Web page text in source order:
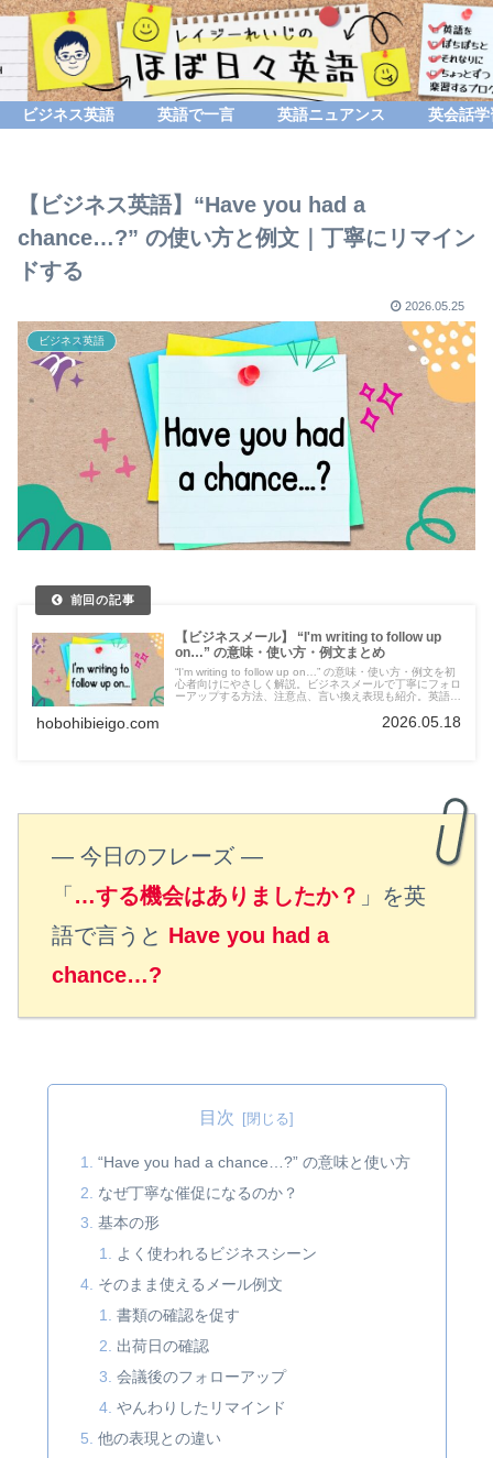
ビジネス英語 英語で一言 英語ニュアンス 英会話学
【ビジネス英語】“Have you had a
chance…?” の使い方と例文｜丁寧にリマイン
ドする
2026.05.25
ビジネス英語
【ビジネスメール】 “I'm writing to follow up
on…” の意味・使い方・例文まとめ
“I'm writing to follow up on…” の意味・使い方・例文を初
心者向けにやさしく解説。ビジネスメールで丁寧にフォロ
ーアップする方法、注意点、言い換え表現も紹介。英語で
hobohibieigo.com 2026.05.18
― 今日のフレーズ ―
「 …する機会はありましたか？ 」を英
語で言うと Have you had a
chance…?
目次
“Have you had a chance…?” の意味と使い方
なぜ丁寧な催促になるのか？
基本の形
よく使われるビジネスシーン
そのまま使えるメール例文
書類の確認を促す
出荷日の確認
会議後のフォローアップ
やんわりしたリマインド
他の表現との違い